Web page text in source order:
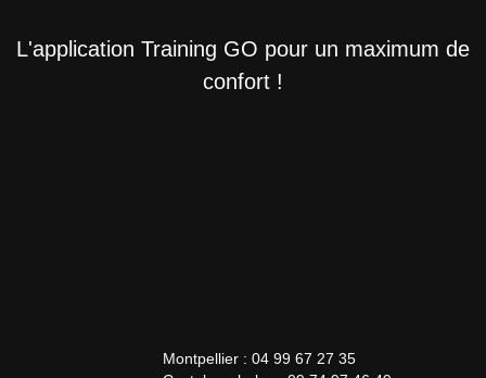
L'application Training GO pour un maximum de
confort !
Montpellier : 04 99 67 27 35